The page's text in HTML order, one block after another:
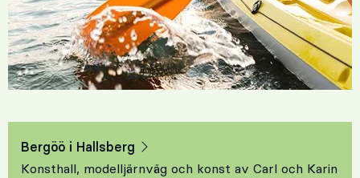
Bergöö i Hallsberg
Konsthall, modelljärnväg och konst av Carl och Karin